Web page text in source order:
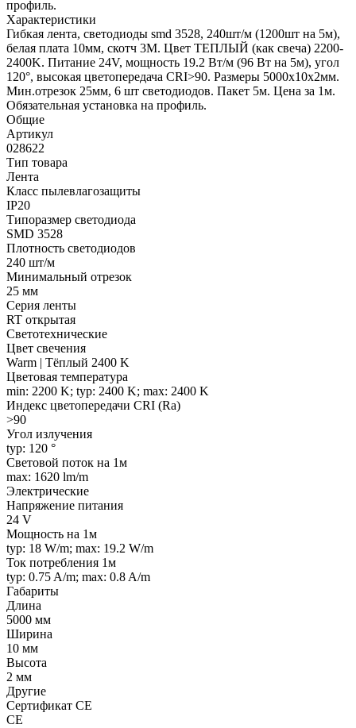
профиль.
Характеристики
Гибкая лента, светодиоды smd 3528, 240шт/м (1200шт на 5м),
белая плата 10мм, скотч 3М. Цвет ТЕПЛЫЙ (как свеча) 2200-
2400K. Питание 24V, мощность 19.2 Вт/м (96 Вт на 5м), угол
120°, высокая цветопередача CRI>90. Размеры 5000х10x2мм.
Мин.отрезок 25мм, 6 шт светодиодов. Пакет 5м. Цена за 1м.
Обязательная установка на профиль.
Общие
Артикул
028622
Тип товара
Лента
Класс пылевлагозащиты
IP20
Типоразмер светодиода
SMD 3528
Плотность светодиодов
240 шт/м
Минимальный отрезок
25 мм
Серия ленты
RT открытая
Светотехнические
Цвет свечения
Warm | Тёплый 2400 K
Цветовая температура
min: 2200 K; typ: 2400 K; max: 2400 K
Индекс цветопередачи CRI (Ra)
>90
Угол излучения
typ: 120 °
Световой поток на 1м
max: 1620 lm/m
Электрические
Напряжение питания
24 V
Мощность на 1м
typ: 18 W/m; max: 19.2 W/m
Ток потребления 1м
typ: 0.75 A/m; max: 0.8 A/m
Габариты
Длина
5000 мм
Ширина
10 мм
Высота
2 мм
Другие
Сертификат CE
CE